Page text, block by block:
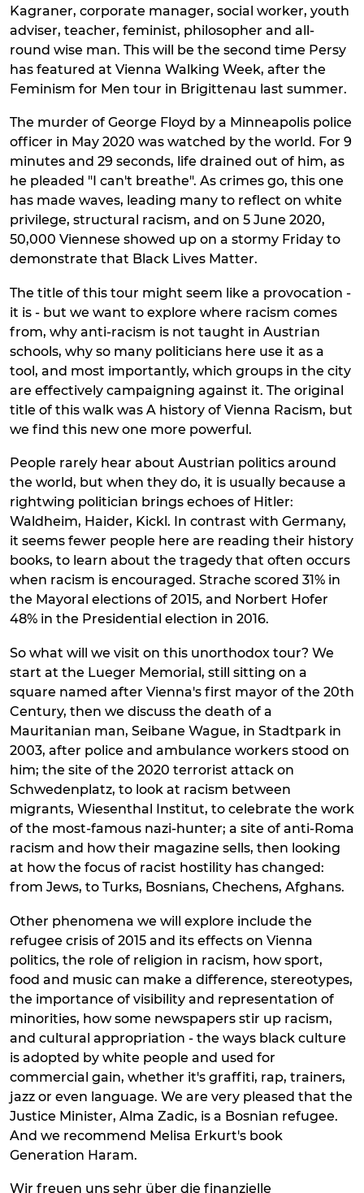
Kagraner, corporate manager, social worker, youth
adviser, teacher, feminist, philosopher and all-
round wise man. This will be the second time Persy
has featured at Vienna Walking Week, after the
Feminism for Men tour in Brigittenau last summer.
The murder of George Floyd by a Minneapolis police
officer in May 2020 was watched by the world. For 9
minutes and 29 seconds, life drained out of him, as
he pleaded "I can't breathe". As crimes go, this one
has made waves, leading many to reflect on white
privilege, structural racism, and on 5 June 2020,
50,000 Viennese showed up on a stormy Friday to
demonstrate that Black Lives Matter.
The title of this tour might seem like a provocation -
it is - but we want to explore where racism comes
from, why anti-racism is not taught in Austrian
schools, why so many politicians here use it as a
tool, and most importantly, which groups in the city
are effectively campaigning against it. The original
title of this walk was A history of Vienna Racism, but
we find this new one more powerful.
People rarely hear about Austrian politics around
the world, but when they do, it is usually because a
rightwing politician brings echoes of Hitler:
Waldheim, Haider, Kickl. In contrast with Germany,
it seems fewer people here are reading their history
books, to learn about the tragedy that often occurs
when racism is encouraged. Strache scored 31% in
the Mayoral elections of 2015, and Norbert Hofer
48% in the Presidential election in 2016.
So what will we visit on this unorthodox tour? We
start at the Lueger Memorial, still sitting on a
square named after Vienna's first mayor of the 20th
Century, then we discuss the death of a
Mauritanian man, Seibane Wague, in Stadtpark in
2003, after police and ambulance workers stood on
him; the site of the 2020 terrorist attack on
Schwedenplatz, to look at racism between
migrants, Wiesenthal Institut, to celebrate the work
of the most-famous nazi-hunter; a site of anti-Roma
racism and how their magazine sells, then looking
at how the focus of racist hostility has changed:
from Jews, to Turks, Bosnians, Chechens, Afghans.
Other phenomena we will explore include the
refugee crisis of 2015 and its effects on Vienna
politics, the role of religion in racism, how sport,
food and music can make a difference, stereotypes,
the importance of visibility and representation of
minorities, how some newspapers stir up racism,
and cultural appropriation - the ways black culture
is adopted by white people and used for
commercial gain, whether it's graffiti, rap, trainers,
jazz or even language. We are very pleased that the
Justice Minister, Alma Zadic, is a Bosnian refugee.
And we recommend Melisa Erkurt's book
Generation Haram.
Wir freuen uns sehr über die finanzielle